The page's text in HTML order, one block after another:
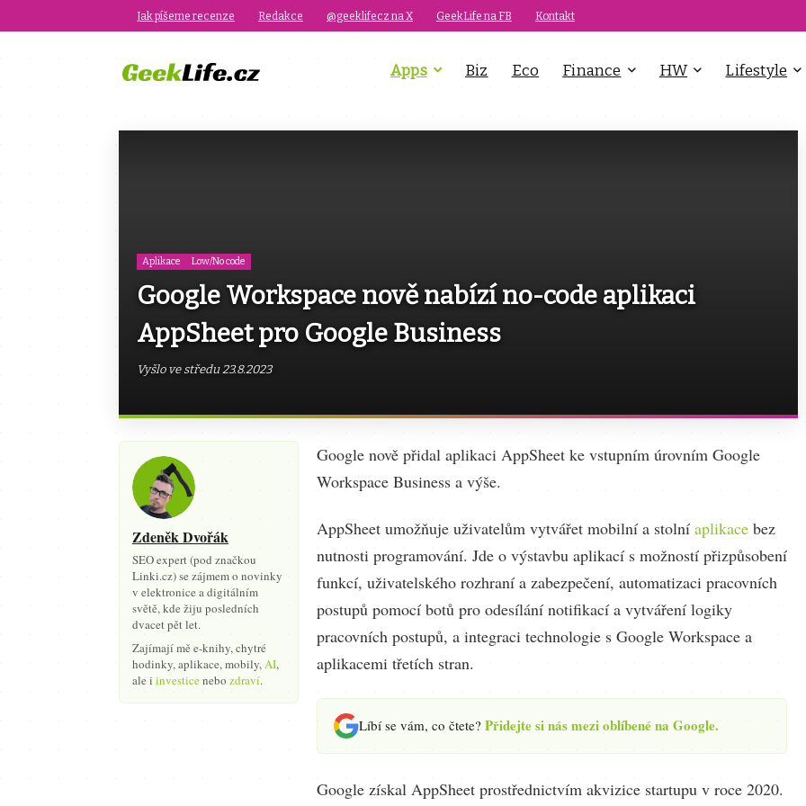
Jak píšeme recenze Redakce @geeklifecz na X GeekLife na FB Kontakt
Apps Biz Eco Finance HW Lifestyle
Aplikace Low/No code
Google Workspace nově nabízí no-code aplikaci
AppSheet pro Google Business
Vyšlo ve středu 23.8.2023
Zdeněk Dvořák
SEO expert (pod značkou
Linki.cz) se zájmem o novinky
v elektronice a digitálním
světě, kde žiju posledních
dvacet pět let.
Zajímají mě e-knihy, chytré
hodinky, aplikace, mobily,AI,
ale i investicenebo zdraví.
Google nově přidal aplikaci AppSheet ke vstupním úrovním Google
Workspace Business a výše.
AppSheet umožňuje uživatelům vytvářet mobilní a stolní aplikace bez
nutnosti programování. Jde o výstavbu aplikací s možností přizpůsobení
funkcí, uživatelského rozhraní a zabezpečení, automatizaci pracovních
postupů pomocí botů pro odesílání notifikací a vytváření logiky
pracovních postupů, a integraci technologie s Google Workspace a
aplikacemi třetích stran.
Líbí se vám, co čtete? Přidejte si nás mezi oblíbené na Google.
Google získal AppSheet prostřednictvím akvizice startupu v roce 2020.